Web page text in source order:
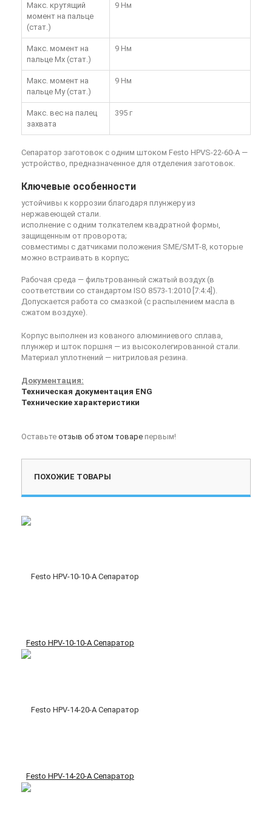
Макс. крутящий
момент на пальце
(стат.)
9 Нм
Макс. момент на
пальце Mx (стат.)
9 Нм
Макс. момент на
пальце My (стат.)
9 Нм
Макс. вес на палец
захвата
395 г
Сепаратор заготовок с одним штоком Festo HPVS-22-60-A —
устройство, предназначенное для отделения заготовок.
Ключевые особенности
устойчивы к коррозии благодаря плунжеру из
нержавеющей стали.
исполнение с одним толкателем квадратной формы,
защищенным от проворота;
совместимы с датчиками положения SME/SMT-8, которые
можно встраивать в корпус;
Рабочая среда — фильтрованный сжатый воздух (в
соответствии со стандартом ISO 8573-1:2010 [7:4:4]).
Допускается работа со смазкой (с распылением масла в
сжатом воздухе).
Корпус выполнен из кованого алюминиевого сплава,
плунжер и шток поршня — из высоколегированной стали.
Материал уплотнений — нитриловая резина.
Документация:
Техническая документация ENG
Технические характеристики
Оставьте отзыв об этом товаре первым!
ПОХОЖИЕ ТОВАРЫ
Festo HPV-10-10-A Сепаратор
Festo HPV-14-20-A Сепаратор